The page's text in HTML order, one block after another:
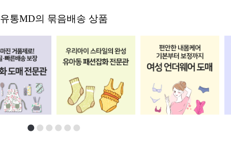
유통MD의 묶음배송 상품